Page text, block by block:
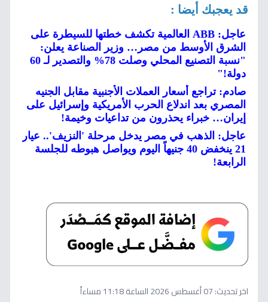
قد يعجبك أيضا :
عاجل: ABB العالمية تكشف خطتها للسيطرة على
الشرق الأوسط من مصر… وزير الصناعة يعلن:
"نسبة التصنيع المحلي وصلت 78% والتصدير لـ 60
دولة!"
صادم: تراجع أسعار العملات الأجنبية مقابل الجنيه
المصري بعد اندلاع الحرب الأمريكية وإسرائيل على
إيران… خبراء يحذرون من تداعيات وخيمة!
عاجل: الذهب في مصر يدخل مرحلة 'النزيف'.. عيار
21 ينخفض 40 جنيهاً اليوم ويواصل هبوطه للجلسة
الرابعة!
اخر تحديث:07 أغسطس 2026 الساعة 11:18 مساءاً